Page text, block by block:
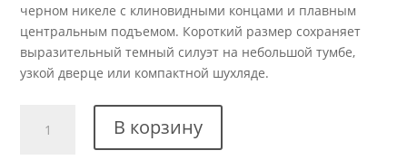
черном никеле с клиновидными концами и плавным
центральным подъемом. Короткий размер сохраняет
выразительный темный силуэт на небольшой тумбе,
узкой дверце или компактной шухляде.
товара
В корзину